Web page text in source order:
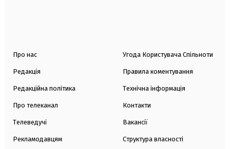
Про нас
Редакція
Редакційна політика
Про телеканал
Телеведучі
Рекламодавцям
Угода Користувача Спільноти
Правила коментування
Технічна інформація
Контакти
Вакансії
Структура власності